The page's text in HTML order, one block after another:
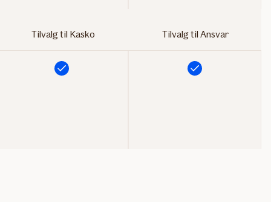
Tilvalg til Kasko Tilvalg til Ansvar
Inkluderet Inkluderet